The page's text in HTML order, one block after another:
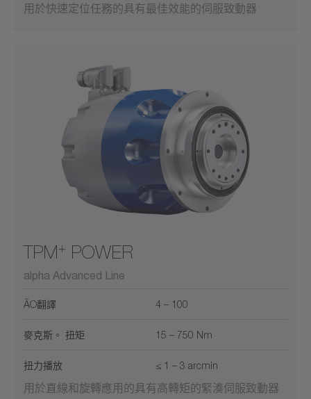
用於快速定位任務的具有最佳效能的伺服致動器
TPM+ POWER
alpha Advanced Line
ÃO翻譯 4 – 100
麥克斯。 扭矩 15 – 750 Nm
扭力播放 ≤ 1 – 3 arcmin
用於直線和旋轉應用的具有高轉矩的緊湊伺服致動器